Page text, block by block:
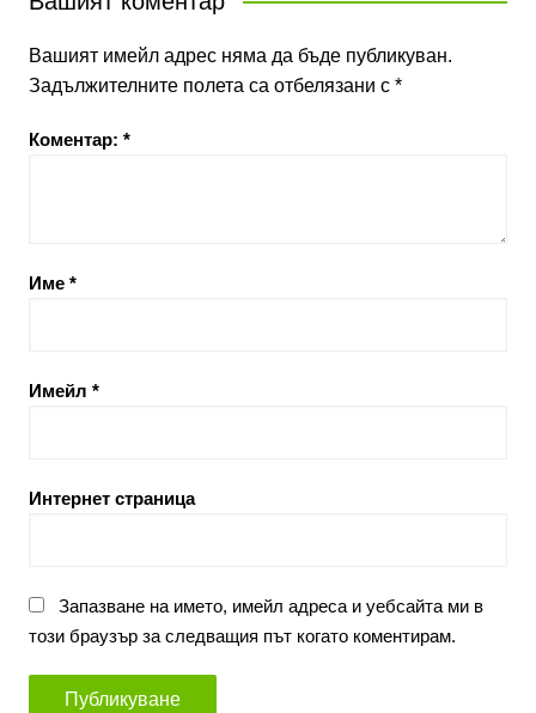
Вашият имейл адрес няма да бъде публикуван.
Задължителните полета са отбелязани с *
Коментар: *
Име *
Имейл *
Интернет страница
Запазване на името, имейл адреса и уебсайта ми в
този браузър за следващия път когато коментирам.